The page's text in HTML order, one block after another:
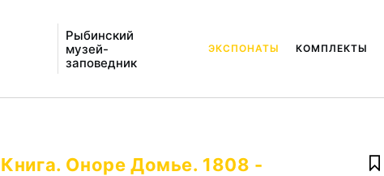
Рыбинский
музей-
заповедник
ЭКСПОНАТЫ КОМПЛЕКТЫ
Оноре Домье. 1808 -